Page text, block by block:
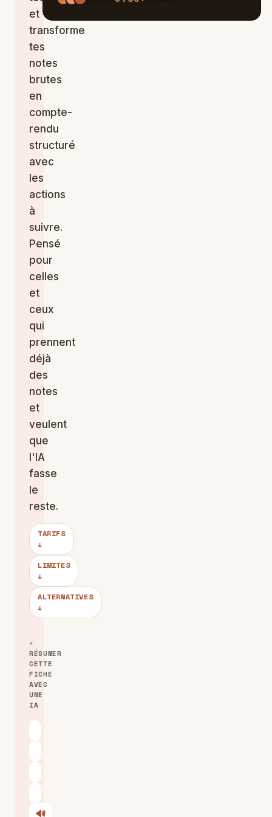
et
transforme
tes
notes
brutes
en
compte-
rendu
structuré
avec
les
actions
à
suivre.
Pensé
pour
celles
et
ceux
qui
prennent
déjà
des
notes
et
veulent
que
l'IA
fasse
le
reste.
TARIFS
↓
LIMITES
↓
ALTERNATIVES
↓
⚡
RÉSUMER
CETTE
FICHE
AVEC
UNE
IA
ChatGPT
Claude
Perplexity
Le Chat
🔊